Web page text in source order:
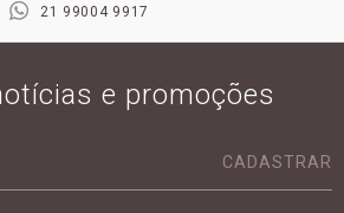
21 99004 9917
e promoções
CADASTRAR